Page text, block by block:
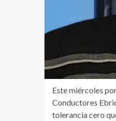
Este miércoles
Conductores
tolerancia cero